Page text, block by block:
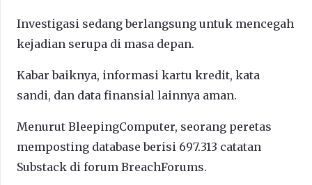
Investigasi sedang berlangsung untuk mencegah
kejadian serupa di masa depan.
Kabar baiknya, informasi kartu kredit, kata
sandi, dan data finansial lainnya aman.
Menurut BleepingComputer, seorang peretas
memposting database berisi 697.313 catatan
Substack di forum BreachForums.